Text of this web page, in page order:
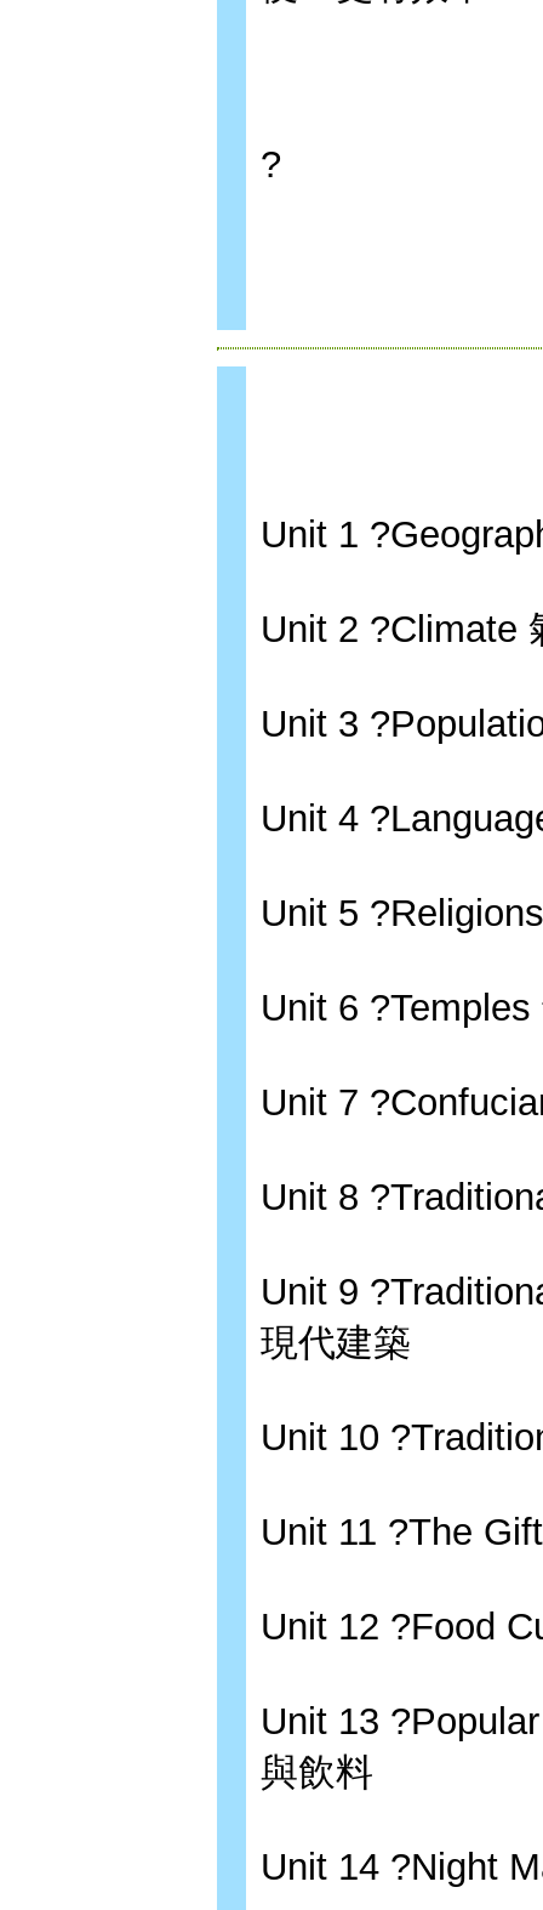
?
Unit 1
Unit 2 ?Climate
Unit 3
Unit 4
Unit 5
Unit 6 ?Temples
Unit 7
Unit 8
Unit 9
現代建築
Unit 10
Unit 11 ?The
Unit 12 ?Food
Unit 13
與飲料
Unit 14 ?Night